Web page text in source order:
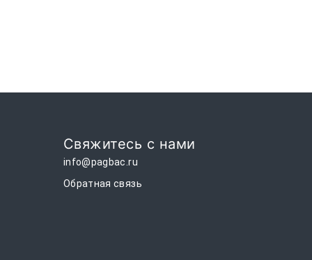
Свяжитесь с нами
info@pagbac.ru
Обратная связь